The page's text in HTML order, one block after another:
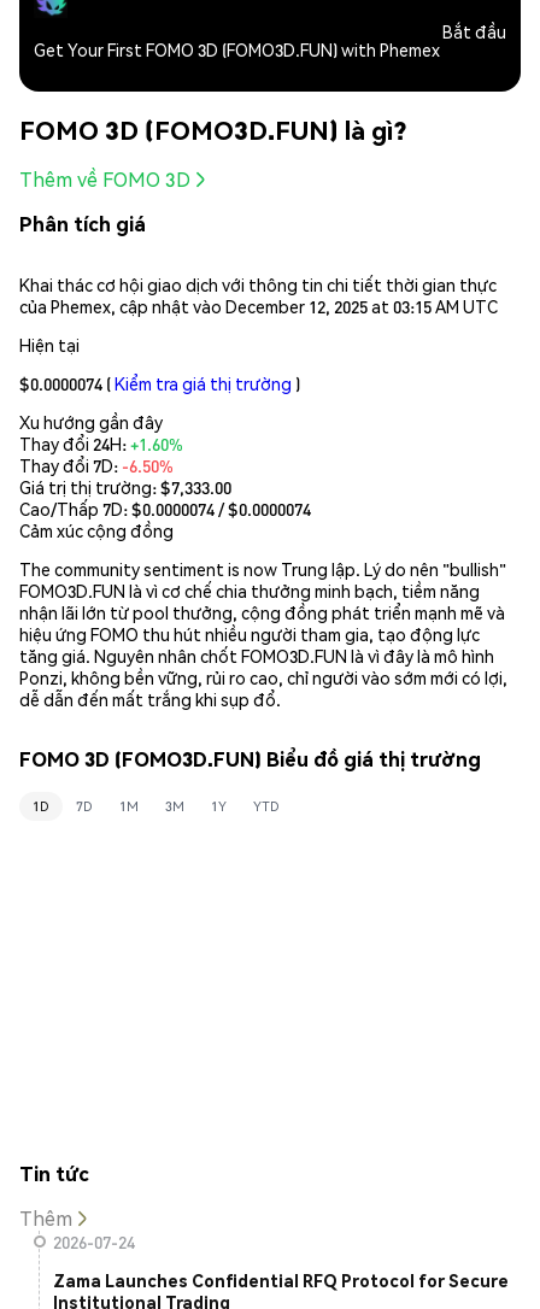
Get Your First FOMO 3D (FOMO3D.FUN) with Phemex
Bắt đầu
FOMO 3D (FOMO3D.FUN) là gì?
Thêm về FOMO 3D
Phân tích giá
Khai thác cơ hội giao dịch với thông tin chi tiết thời gian thực
của Phemex, cập nhật vào December 12, 2025 at 03:15 AM UTC
Hiện tại
$0.0000074 (Kiểm tra giá thị trường )
Xu hướng gần đây
Thay đổi 24H:+1.60%
Thay đổi 7D: -6.50%
Giá trị thị trường:$7,333.00
Cao/Thấp 7D: $0.0000074/ $0.0000074
Cảm xúc cộng đồng
The community sentiment is now Trung lập. Lý do nên "bullish"
FOMO3D.FUN là vì cơ chế chia thưởng minh bạch, tiềm năng
nhận lãi lớn từ pool thưởng, cộng đồng phát triển mạnh mẽ và
hiệu ứng FOMO thu hút nhiều người tham gia, tạo động lực
tăng giá. Nguyên nhân chốt FOMO3D.FUN là vì đây là mô hình
Ponzi, không bền vững, rủi ro cao, chỉ người vào sớm mới có lợi,
dễ dẫn đến mất trắng khi sụp đổ.
FOMO 3D (FOMO3D.FUN) Biểu đồ giá thị trường
1D 7D 1M 3M 1Y YTD
Tin tức
Thêm
2026-07-24
Zama Launches Confidential RFQ Protocol for Secure
Institutional Trading